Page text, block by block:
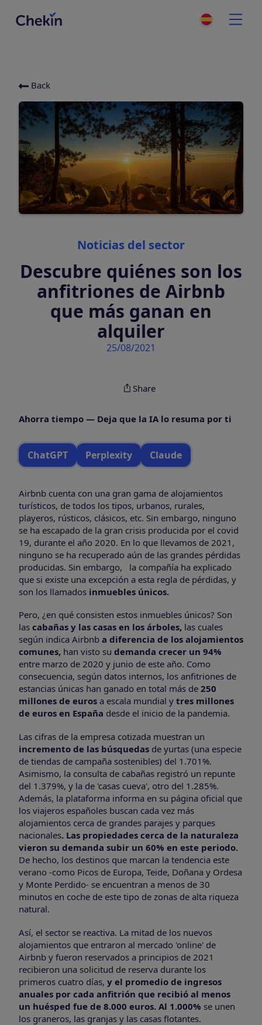
Back
Noticias del sector
Descubre quiénes son los
anfitriones de Airbnb
que más ganan en
alquiler
25/08/2021
Share
Ahorra tiempo — Deja que la IA lo resuma por ti
ChatGPT Perplexity Claude
Airbnb cuenta con una gran gama de alojamientos
turísticos, de todos los tipos, urbanos, rurales,
playeros, rústicos, clásicos, etc. Sin embargo, ninguno
se ha escapado de la gran crisis producida por el covid
19, durante el año 2020. En lo que llevamos de 2021,
ninguno se ha recuperado aún de las grandes pérdidas
producidas. Sin embargo, la compañía ha explicado
que si existe una excepción a esta regla de pérdidas, y
son los llamados inmuebles únicos.
Pero, ¿en qué consisten estos inmuebles únicos? Son
las cabañas y las casas en los árboles, las cuales
según indica Airbnb a diferencia de los alojamientos
comunes, han visto su demanda crecer un 94%
entre marzo de 2020 y junio de este año. Como
consecuencia, según datos internos, los anfitriones de
estancias únicas han ganado en total más de 250
millones de euros a escala mundial y tres millones
de euros en España desde el inicio de la pandemia.
Las cifras de la empresa cotizada muestran un
incremento de las búsquedas de yurtas (una especie
de tiendas de campaña sostenibles) del 1.701%.
Asimismo, la consulta de cabañas registró un repunte
del 1.379%, y la de 'casas cueva', otro del 1.285%.
Además, la plataforma informa en su página oficial que
los viajeros españoles buscan cada vez más
alojamientos cerca de grandes parajes y parques
nacionales. Las propiedades cerca de la naturaleza
vieron su demanda subir un 60% en este periodo.
De hecho, los destinos que marcan la tendencia este
verano -como Picos de Europa, Teide, Doñana y Ordesa
y Monte Perdido- se encuentran a menos de 30
minutos en coche de este tipo de zonas de alta riqueza
natural.
Así, el sector se reactiva. La mitad de los nuevos
alojamientos que entraron al mercado 'online' de
Airbnb y fueron reservados a principios de 2021
recibieron una solicitud de reserva durante los
primeros cuatro días, y el promedio de ingresos
anuales por cada anfitrión que recibió al menos
un huésped fue de 8.000 euros. Al 1.000% se unen
los graneros, las granjas y las casas flotantes.